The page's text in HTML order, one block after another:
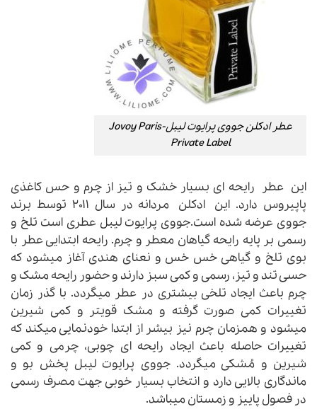
عطر ادکلن جووی پرایوت لیبل-Jovoy Paris
Private Label
این عطر رایحه ای بسیار خشک و تیز از چرم و حس کاغذی
پاپیروس دارد. این ادکلن مردانه در سال ۲۰۱۱ توسط برند
جووی عرضه شده است.جووی پرایوت لیبل عطری است تلخ و
رسمی بر پایه رایحه گیاهان معطر و چرم. رایحه ابتدایی عطر با
بوی تلخ و گیاهی خس خس و نعنای هندی آغاز میشود که
حسی تند و تیز، رسمی و کمی سبز دارند و حضور رایحه مشک و
چرم باعث ایجاد تلخی بیشتری در عطر میگردد. با گذر زمان
تغییرات کمی صورت گرفته و مشک قویتر و کمی شیرین
میشود و همزمان چرم نیز بیشر از ابتدا خودنمایی میکند که
تغییرات حاصله باعث ایجاد رایحه ای چوبی، چرمی و کمی
شیرین و مُشکی میگردد. جووی پرایوت لیبل پخش بو و
ماندگاری بالایی دارد و انتخاب بسیار خوبی جهت مصرف رسمی
در فصول پاییز و زمستان میباشد.